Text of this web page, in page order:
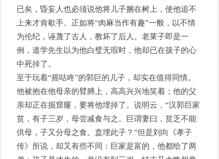
已矣，昏妄人也必须说他将儿子捆在树上，使他追不
上来才肯歇手。正如将“肉麻当作有趣”一般，以不情
为伦纪，诬蔑了古人，教坏了后人。老莱子即是一
例，道学先生以为他白璧无瑕时，他却已在孩子的心
中死掉了。
至于玩着“摇咕咚”的郭巨的儿子，却实在值得同情。
他被抱在他母亲的臂膊上，高高兴兴地笑着；他的父
亲却正在掘窟窿，要将他埋掉了。说明云，“汉郭巨家
贫，有子三岁，母尝减食与之。巨谓妻曰，贫乏不能
供母，子又分母之食。盍埋此子？”但是刘向《孝子
传》所说，却又有些不同：巨家是富的，他都给了两